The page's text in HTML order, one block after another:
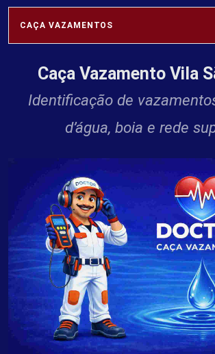
CAÇA VAZAMENTOS
SABESP
VAZAMENTOS
REDE HIDRÁULICA
SOLUÇÕES
PROFISSIONAIS
REGIÕES
Caça Vazamento Vila
Identificação de
d’água, boia e rede